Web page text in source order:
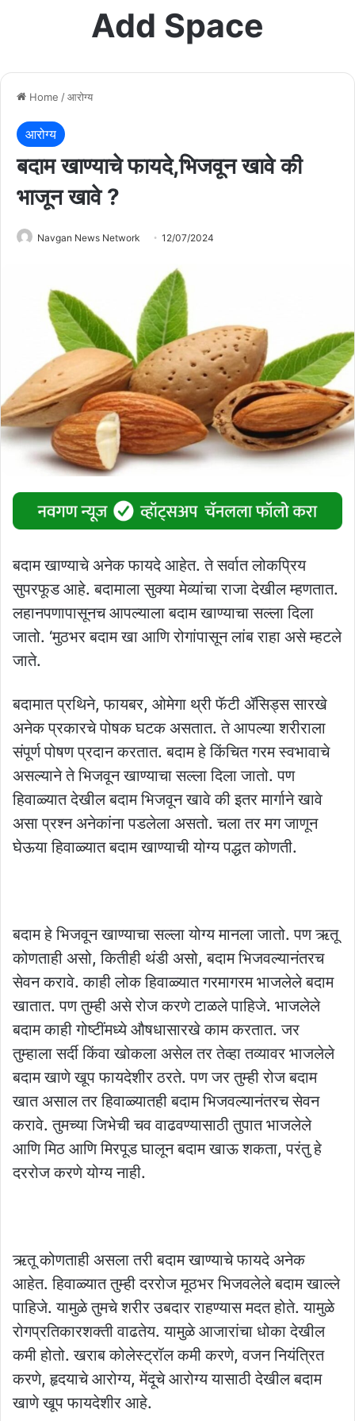
Add Space
Home /आरोग्य
आरोग्य
बदाम खाण्याचे फायदे,भिजवून खावे की
भाजून खावे ?
Navgan News Network 12/07/2024
बदाम खाण्याचे अनेक फायदे आहेत. ते सर्वात लोकप्रिय
सुपरफूड आहे. बदामाला सुक्या मेव्यांचा राजा देखील म्हणतात.
लहानपणापासूनच आपल्याला बदाम खाण्याचा सल्ला दिला
जातो. ‘मुठभर बदाम खा आणि रोगांपासून लांब राहा असे म्हटले
जाते.
बदामात प्रथिने, फायबर, ओमेगा थ्री फॅटी ॲसिड्स सारखे
अनेक प्रकारचे पोषक घटक असतात. ते आपल्या शरीराला
संपूर्ण पोषण प्रदान करतात. बदाम हे किंचित गरम स्वभावाचे
असल्याने ते भिजवून खाण्याचा सल्ला दिला जातो. पण
हिवाळ्यात देखील बदाम भिजवून खावे की इतर मार्गाने खावे
असा प्रश्न अनेकांना पडलेला असतो. चला तर मग जाणून
घेऊया हिवाळ्यात बदाम खाण्याची योग्य पद्धत कोणती.
बदाम हे भिजवून खाण्याचा सल्ला योग्य मानला जातो. पण ऋतू
कोणताही असो, कितीही थंडी असो, बदाम भिजवल्यानंतरच
सेवन करावे. काही लोक हिवाळ्यात गरमागरम भाजलेले बदाम
खातात. पण तुम्ही असे रोज करणे टाळले पाहिजे. भाजलेले
बदाम काही गोष्टींमध्ये औषधासारखे काम करतात. जर
तुम्हाला सर्दी किंवा खोकला असेल तर तेव्हा तव्यावर भाजलेले
बदाम खाणे खूप फायदेशीर ठरते. पण जर तुम्ही रोज बदाम
खात असाल तर हिवाळ्यातही बदाम भिजवल्यानंतरच सेवन
करावे. तुमच्या जिभेची चव वाढवण्यासाठी तुपात भाजलेले
आणि मिठ आणि मिरपूड घालून बदाम खाऊ शकता, परंतु हे
दररोज करणे योग्य नाही.
ऋतू कोणताही असला तरी बदाम खाण्याचे फायदे अनेक
आहेत. हिवाळ्यात तुम्ही दररोज मूठभर भिजवलेले बदाम खाल्ले
पाहिजे. यामुळे तुमचे शरीर उबदार राहण्यास मदत होते. यामुळे
रोगप्रतिकारशक्ती वाढतेय. यामुळे आजारांचा धोका देखील
कमी होतो. खराब कोलेस्ट्रॉल कमी करणे, वजन नियंत्रित
करणे, हृदयाचे आरोग्य, मेंदूचे आरोग्य यासाठी देखील बदाम
खाणे खूप फायदेशीर आहे.